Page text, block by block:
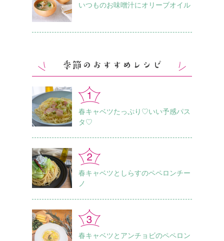
いつものお味噌汁に オリーブオイル
春キャベツたっぷり♡いい予感パス
タ♡
春キャベツとしらすのペペロンチー
ノ
春キャベツとアンチョビのペペロン